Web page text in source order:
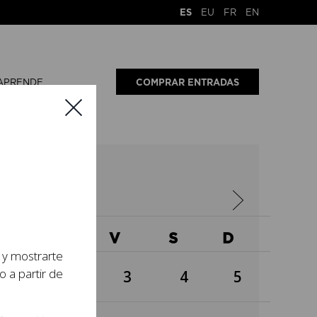
ES EU FR EN
COMPRAR ENTRADAS
V S D
1 3 4 5
mostrarte
a partir de